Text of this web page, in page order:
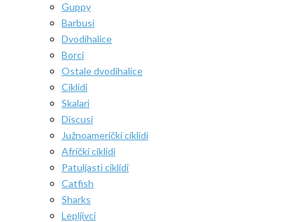
Guppy
Barbusi
Dvodihalice
Borci
Ostale dvodihalice
Ciklidi
Skalari
Discusi
Južnoamerički ciklidi
Afrički ciklidi
Patuljasti ciklidi
Catfish
Sharks
Lepljivci